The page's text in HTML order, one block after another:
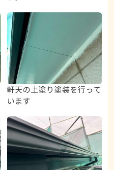
軒天の上塗り塗装を行って
います